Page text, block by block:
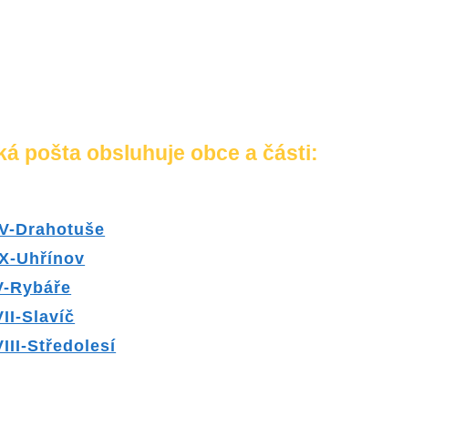
pošta obsluhuje obce a části:
Drahotuše
Uhřínov
Rybáře
Slavíč
Středolesí